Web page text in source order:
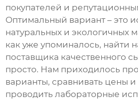
покупателей и
Оптимальный вариант – это
натуральных и экологичных
как уже упоминалось, найти
поставщика качественного
просто. Нам приходилось
варианты, сравнивать цены и
проводить лабораторные